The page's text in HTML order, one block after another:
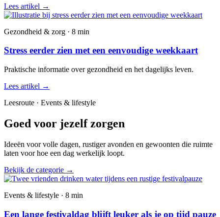
Lees artikel →
Gezondheid & zorg · 8 min
Stress eerder zien met een eenvoudige weekkaart
Praktische informatie over gezondheid en het dagelijks leven.
Lees artikel →
Leesroute · Events & lifestyle
Goed voor jezelf zorgen
Ideeën voor volle dagen, rustiger avonden en gewoonten die ruimte
laten voor hoe een dag werkelijk loopt.
Bekijk de categorie →
Events & lifestyle · 8 min
Een lange festivaldag blijft leuker als je op tijd pauze